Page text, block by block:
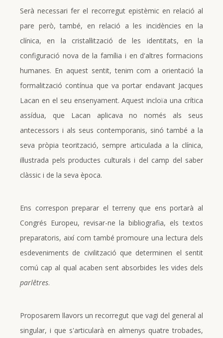
Serà necessari fer el recorregut epistèmic en relació al
pare però, també, en relació a les incidències en la
clínica, en la cristal·lització de les identitats, en la
configuració nova de la família i en d'altres formacions
humanes. En aquest sentit, tenim com a orientació la
formalització contínua que va portar endavant Jacques
Lacan en el seu ensenyament. Aquest incloïa una crítica
assídua, que Lacan aplicava no només als seus
antecessors i als seus contemporanis, sinó també a la
seva pròpia teorització, sempre articulada a la clínica,
il·lustrada pels productes culturals i del camp del saber
clàssic i de la seva època.
Ens correspon preparar el terreny que ens portarà al
Congrés Europeu, revisar-ne la bibliografia, els textos
preparatoris, així com també promoure una lectura dels
esdeveniments de civilització que determinen el sentit
comú cap al qual acaben sent absorbides les vides dels
parlêtres.
Proposarem llavors un recorregut que vagi del general al
singular, i que s'articularà en almenys quatre trobades,